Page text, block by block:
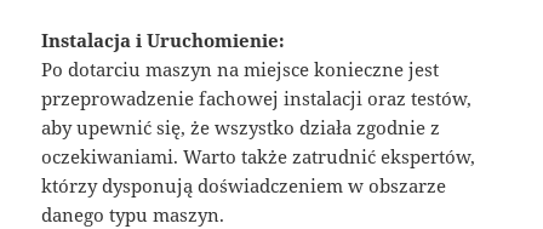
Instalacja i Uruchomienie:
Po dotarciu maszyn na miejsce konieczne jest
przeprowadzenie fachowej instalacji oraz testów,
aby upewnić się, że wszystko działa zgodnie z
oczekiwaniami. Warto także zatrudnić ekspertów,
którzy dysponują doświadczeniem w obszarze
danego typu maszyn.